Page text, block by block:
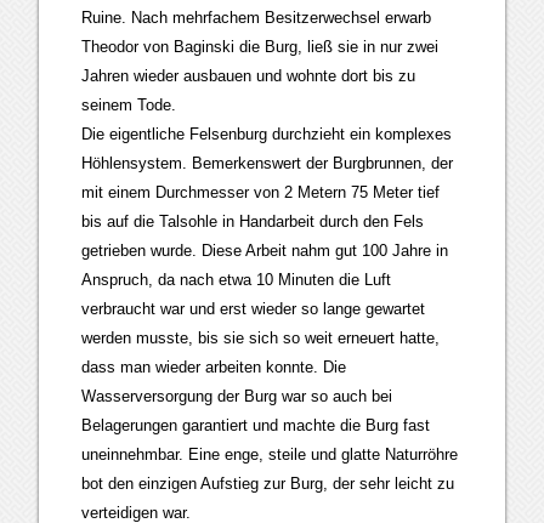
Ruine. Nach mehrfachem Besitzerwechsel erwarb
Theodor von Baginski die Burg, ließ sie in nur zwei
Jahren wieder ausbauen und wohnte dort bis zu
seinem Tode.
Die eigentliche Felsenburg durchzieht ein komplexes
Höhlensystem. Bemerkenswert der Burgbrunnen, der
mit einem Durchmesser von 2 Metern 75 Meter tief
bis auf die Talsohle in Handarbeit durch den Fels
getrieben wurde. Diese Arbeit nahm gut 100 Jahre in
Anspruch, da nach etwa 10 Minuten die Luft
verbraucht war und erst wieder so lange gewartet
werden musste, bis sie sich so weit erneuert hatte,
dass man wieder arbeiten konnte. Die
Wasserversorgung der Burg war so auch bei
Belagerungen garantiert und machte die Burg fast
uneinnehmbar. Eine enge, steile und glatte Naturröhre
bot den einzigen Aufstieg zur Burg, der sehr leicht zu
verteidigen war.